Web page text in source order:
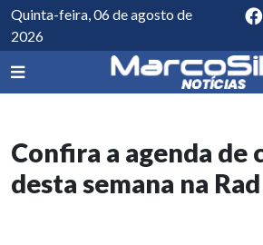
Quinta-feira, 06 de agosto de
2026
Confira a agenda de
desta semana na